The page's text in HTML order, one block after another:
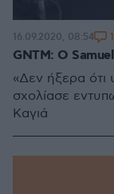
GNTM: Ο
«Δεν ήξερα ότι
σχολίασε
Καγιά
16.09.2020, 08:54 1